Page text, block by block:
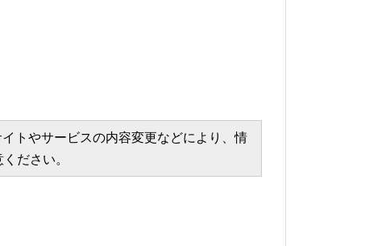
トやサービスの内容変更などにより、情
ださい。